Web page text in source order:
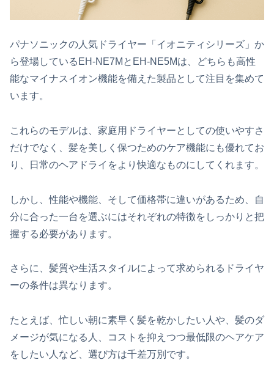
パナソニックの人気ドライヤー「イオニティシリーズ」か
ら登場しているEH-NE7MとEH-NE5Mは、どちらも高性
能なマイナスイオン機能を備えた製品として注目を集めて
います。
これらのモデルは、家庭用ドライヤーとしての使いやすさ
だけでなく、髪を美しく保つためのケア機能にも優れてお
り、日常のヘアドライをより快適なものにしてくれます。
しかし、性能や機能、そして価格帯に違いがあるため、自
分に合った一台を選ぶにはそれぞれの特徴をしっかりと把
握する必要があります。
さらに、髪質や生活スタイルによって求められるドライヤ
ーの条件は異なります。
たとえば、忙しい朝に素早く髪を乾かしたい人や、髪のダ
メージが気になる人、コストを抑えつつ最低限のヘアケア
をしたい人など、選び方は千差万別です。